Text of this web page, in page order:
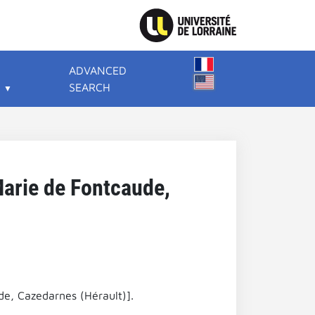
ADVANCED
SEARCH
de Fontcaude,
Cazedarnes (Hérault)].